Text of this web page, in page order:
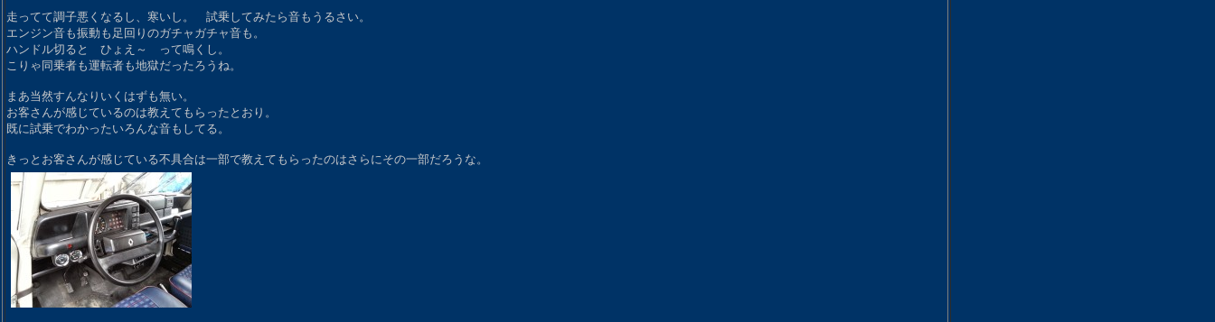
走ってて調子悪くなるし、寒いし。 試乗してみたら音もうるさい。
エンジン音も振動も足回りのガチャガチャ音も。
ハンドル切ると ひょえ～ って鳴くし。
こりゃ同乗者も運転者も地獄だったろうね。
まあ当然すんなりいくはずも無い。
お客さんが感じているのは教えてもらったとおり。
既に試乗でわかったいろんな音もしてる。
きっとお客さんが感じている不具合は一部で教えてもらったのはさらにその一部だろうな。